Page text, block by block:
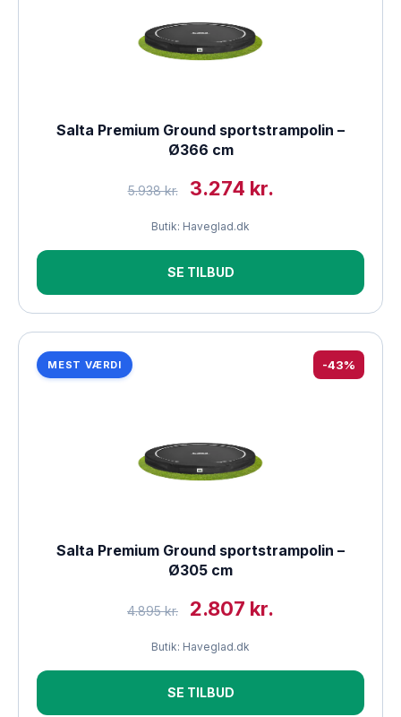
Salta Premium Ground sportstrampolin –
Ø366 cm
5.938 kr. 3.274 kr.
Butik: Haveglad.dk
SE TILBUD
MEST VÆRDI -43%
Salta Premium Ground sportstrampolin –
Ø305 cm
4.895 kr. 2.807 kr.
Butik: Haveglad.dk
SE TILBUD